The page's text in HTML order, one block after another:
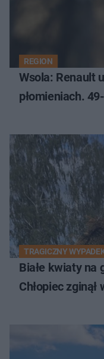
REGION
Wsola: Renault
płomieniach.
TRAGICZNY
Białe kwiaty na
Chłopiec